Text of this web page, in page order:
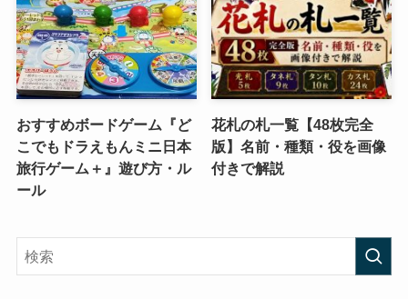
おすすめボードゲーム『ど
こでもドラえもんミニ日本
旅行ゲーム＋』遊び方・ル
ール
花札の札一覧【48枚完全
版】名前・種類・役を画像
付きで解説